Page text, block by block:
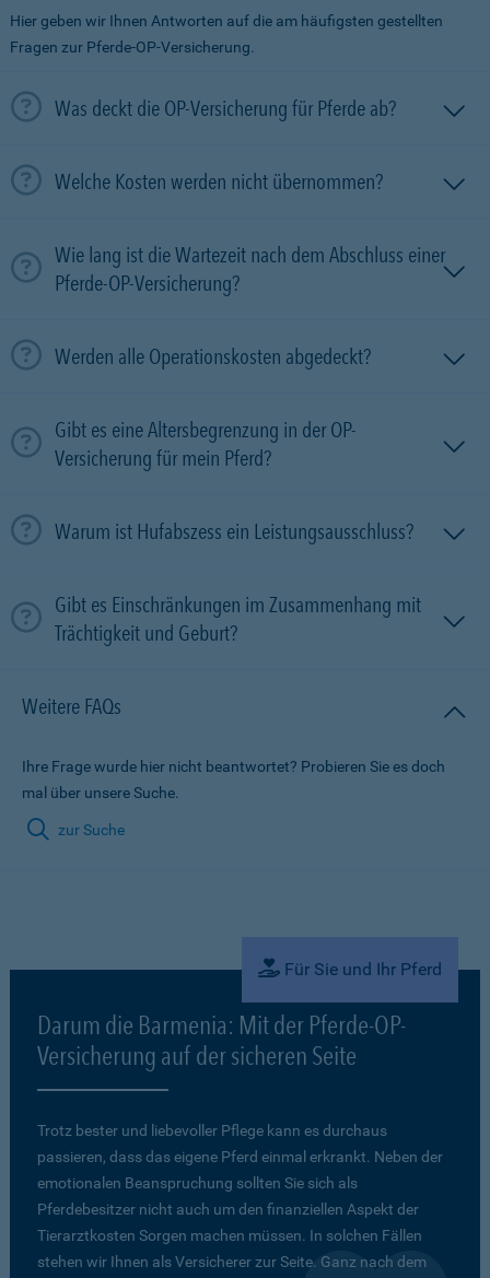
Hier geben wir Ihnen Antworten auf die am häufigsten gestellten
Fragen zur Pferde-OP-Versicherung.
Was deckt die OP-Versicherung für Pferde ab?
Welche Kosten werden nicht übernommen?
Wie lang ist die Wartezeit nach dem Abschluss einer
Pferde-OP-Versicherung?
Werden alle Operationskosten abgedeckt?
Gibt es eine Altersbegrenzung in der OP-
Versicherung für mein Pferd?
Warum ist Hufabszess ein Leistungsausschluss?
Gibt es Einschränkungen im Zusammenhang mit
Trächtigkeit und Geburt?
Weitere FAQs
Ihre Frage wurde hier nicht beantwortet? Probieren Sie es doch
mal über unsere Suche.
zur Suche
Für Sie und Ihr Pferd
Darum die Barmenia: Mit der Pferde-OP-
Versicherung auf der sicheren Seite
Trotz bester und liebevoller Pflege kann es durchaus
passieren, dass das eigene Pferd einmal erkrankt. Neben der
emotionalen Beanspruchung sollten Sie sich als
Pferdebesitzer nicht auch um den finanziellen Aspekt der
Tierarztkosten Sorgen machen müssen. In solchen Fällen
stehen wir Ihnen als Versicherer zur Seite. Ganz nach dem